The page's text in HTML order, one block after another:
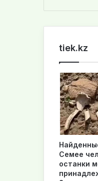
te
tiek.kz
Семее
останки